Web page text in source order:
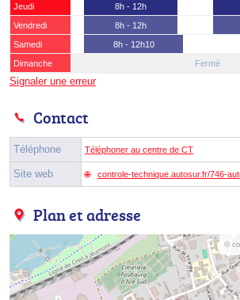
Jeudi
8h - 12h
Vendredi
8h - 12h
Samedi
8h - 12h10
Dimanche
Fermé
Signaler une erreur
Contact
Téléphone Téléphoner au centre de CT
Site web controle-technique.autosur.fr/746-
Plan et adresse
©